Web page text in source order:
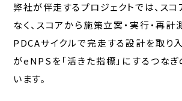
弊社が伴走するプロジェクトでは、ス
なく、スコアから施策立案・実行・再
PDCAサイクルで完走する設計を取り
がeNPSを「活きた指標」にするつな
います。